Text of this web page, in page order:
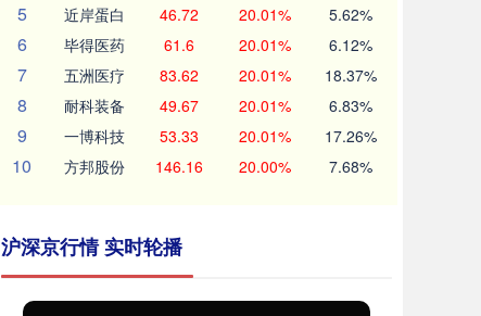
5 近岸蛋白 46.72 20.01% 5.62%
6 毕得医药 61.6 20.01% 6.12%
7 五洲医疗 83.62 20.01% 18.37%
8 耐科装备 49.67 20.01% 6.83%
9 一博科技 53.33 20.01% 17.26%
10 方邦股份 146.16 20.00% 7.68%
沪深京行情 实时轮播